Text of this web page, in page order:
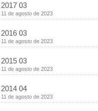
2017 03
11 de agosto de 2023
2016 03
11 de agosto de 2023
2015 03
11 de agosto de 2023
2014 04
11 de agosto de 2023